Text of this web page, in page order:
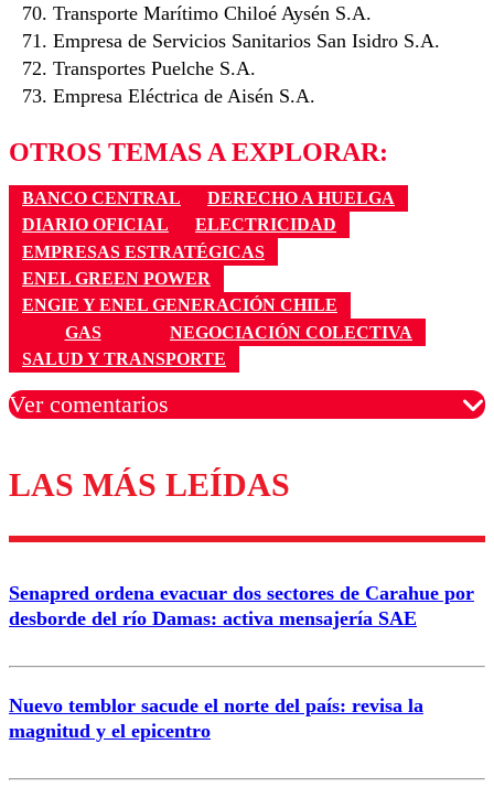
Transporte Marítimo Chiloé Aysén S.A.
Empresa de Servicios Sanitarios San Isidro S.A.
Transportes Puelche S.A.
Empresa Eléctrica de Aisén S.A.
OTROS TEMAS A EXPLORAR:
BANCO CENTRAL
DERECHO A HUELGA
DIARIO OFICIAL
ELECTRICIDAD
EMPRESAS ESTRATÉGICAS
ENEL GREEN POWER
ENGIE Y ENEL GENERACIÓN CHILE
GAS
NEGOCIACIÓN COLECTIVA
SALUD Y TRANSPORTE
Ver comentarios
Los comentarios son moderados para garantizar un
diálogo respetuoso.
Correo
LAS MÁS LEÍDAS
Senapred ordena evacuar dos sectores de Carahue por
desborde del río Damas: activa mensajería SAE
Nuevo temblor sacude el norte del país: revisa la
magnitud y el epicentro